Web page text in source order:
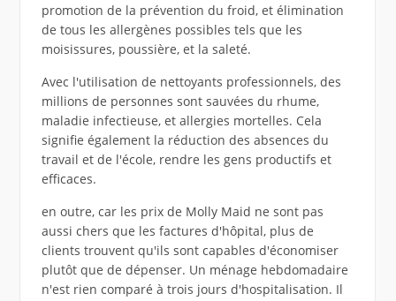
promotion de la prévention du froid, et élimination
de tous les allergènes possibles tels que les
moisissures, poussière, et la saleté.
Avec l'utilisation de nettoyants professionnels, des
millions de personnes sont sauvées du rhume,
maladie infectieuse, et allergies mortelles. Cela
signifie également la réduction des absences du
travail et de l'école, rendre les gens productifs et
efficaces.
en outre, car les prix de Molly Maid ne sont pas
aussi chers que les factures d'hôpital, plus de
clients trouvent qu'ils sont capables d'économiser
plutôt que de dépenser. Un ménage hebdomadaire
n'est rien comparé à trois jours d'hospitalisation. Il